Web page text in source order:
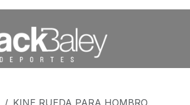
KINE RUEDA PARA HOMBRO